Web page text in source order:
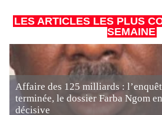
LES ARTICLES LES PLUS
SEMAINE
Affaire des 125 milliards :
terminée, le dossier Farba Ngom
décisive